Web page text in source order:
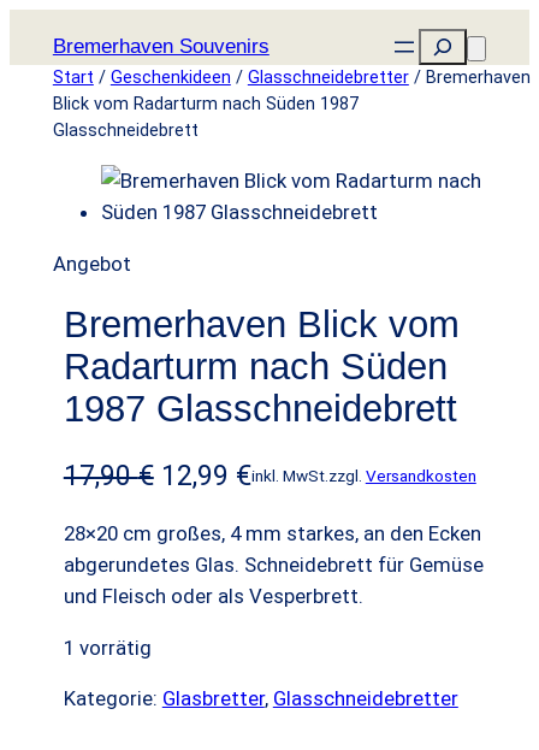
Inhalt
springen
Bremerhaven Souvenirs Suchen
Start / Geschenkideen / Glasschneidebretter/ Bremerhaven
Blick vom Radarturm nach Süden 1987
Glasschneidebrett
AngebotP
o
d
u
k
i
A
n
g
e
o
Bremerhaven Blick vom
Radarturm nach Süden
1987 Glasschneidebrett
17,90€ U
s
p
ü
12,99 €A
t
u
inkl. MwSt. zzgl. Versandkosten
28×20 cm großes, 4 mm starkes, an den Ecken
abgerundetes Glas. Schneidebrett für Gemüse
und Fleisch oder als Vesperbrett.
1 vorrätig
Kategorie: Glasbretter, Glasschneidebretter